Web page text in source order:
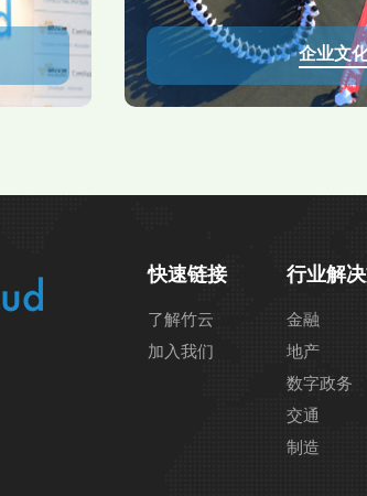
企业文
快速链接
了解竹云
加入我们
行业解
金融
地产
数字政务
交通
制造